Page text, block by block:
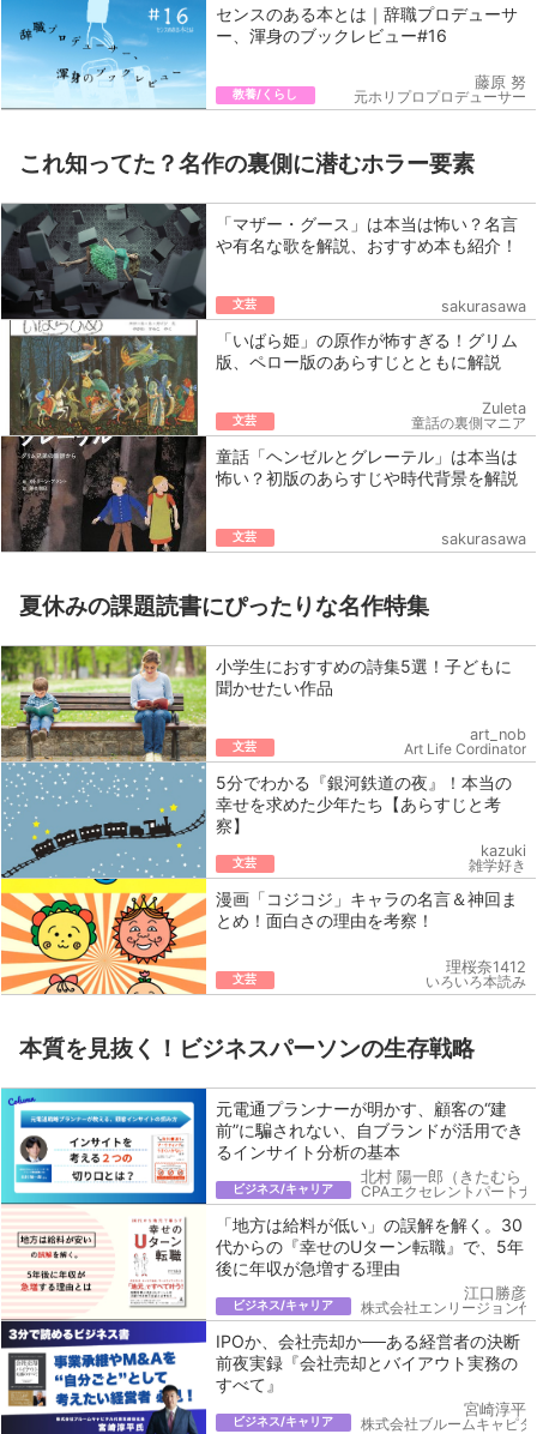
センスのある本とは｜辞職プロデューサ
ー、渾身のブックレビュー#16
教養/くらし
藤原 努
元ホリプロプロデューサー
これ知ってた？名作の裏側に潜むホラー要素
「マザー・グース」は本当は怖い？名言
や有名な歌を解説、おすすめ本も紹介！
文芸 sakurasawa
「いばら姫」の原作が怖すぎる！グリム
版、ペロー版のあらすじとともに解説
文芸
Zuleta
童話の裏側マニア
童話「ヘンゼルとグレーテル」は本当は
怖い？初版のあらすじや時代背景を解説
文芸 sakurasawa
夏休みの課題読書にぴったりな名作特集
小学生におすすめの詩集5選！子どもに
聞かせたい作品
文芸
art_nob
Art Life Cordinator
5分でわかる『銀河鉄道の夜』！本当の
幸せを求めた少年たち【あらすじと考
察】
文芸
kazuki
雑学好き
漫画「コジコジ」キャラの名言＆神回ま
とめ！面白さの理由を考察！
文芸
理桜奈1412
いろいろ本読み
本質を見抜く！ビジネスパーソンの生存戦略
元電通プランナーが明かす、顧客の“建
前”に騙されない、自ブランドが活用でき
るインサイト分析の基本
ビジネス/キャリア
北村 陽一郎（きたむら
CPAエクセレントパート
「地方は給料が低い」の誤解を解く。30
代からの『幸せのUターン転職』で、5年
後に年収が急増する理由
ビジネス/キャリア
江口勝彦
株式会社エンリージョン代
IPOか、会社売却か──ある経営者の決断
前夜実録『会社売却とバイアウト実務の
すべて』
ビジネス/キャリア
宮崎淳平
株式会社ブルームキャピ